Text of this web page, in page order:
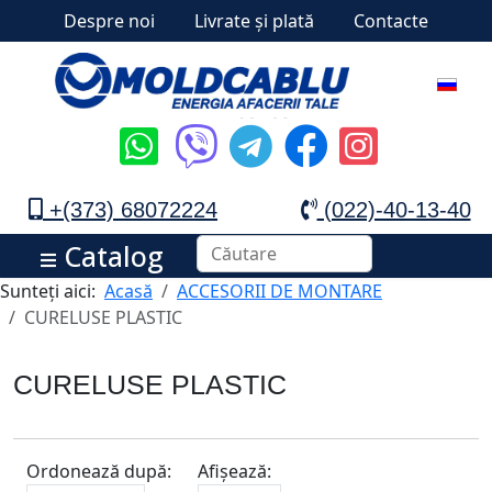
Despre noi Livrate și plată Contacte
+(373) 68072224 (022)-40-13-40
Catalog
Sunteți aici: Acasă
ACCESORII DE MONTARE
CURELUSE PLASTIC
CURELUSE PLASTIC
Ordonează după: Afișează: